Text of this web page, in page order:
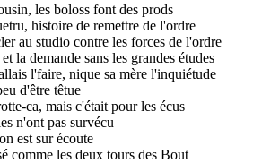
les boloss font des prods
histoire de remettre de l'ordre
au studio contre les forces de l'ordre
la demande sans les grandes études
l'faire, nique sa mère l'inquiétude
d'être têtue
ca, mais c'était pour les écus
n'ont pas survécu
est sur écoute
comme les deux tours des Bout